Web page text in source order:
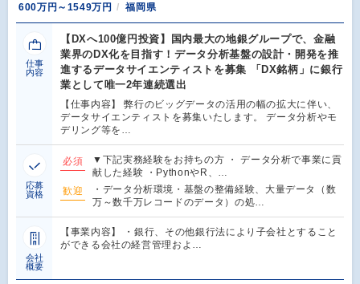
600万円～1549万円
福岡県
仕事
内容
【DXへ100億円投資】国内最大の地銀グループで、金融
業界のDX化を目指す！データ分析基盤の設計・開発を推
進するデータサイエンティストを募集 「DX銘柄」に銀行
業として唯一2年連続選出
【仕事内容】 弊行のビッグデータの活用の幅の拡大に伴い、
データサイエンティストを募集いたします。 データ分析やモ
デリング等を…
応募
資格
必須
▼下記実務経験をお持ちの方 ・ データ分析で事業に貢
献した経験 ・PythonやR、…
歓迎
・データ分析環境・基盤の整備経験、大量データ（数
万～数千万レコードのデータ）の処…
会社
概要
【事業内容】 ・銀行、その他銀行法により子会社とすること
ができる会社の経営管理およ…